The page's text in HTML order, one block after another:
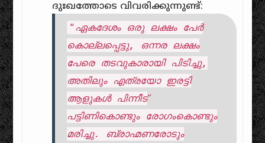
ദുഃഖത്തോടെ വിവരിക്കുന്നുണ്ട്:
"ഏകദേശം ഒരു ലക്ഷം പേർ
കൊല്ലപ്പെട്ടു, ഒന്നര ലക്ഷം
പേരെ തടവുകാരായി പിടിച്ചു,
അതിലും എത്രയോ ഇരട്ടി
ആളുകൾ പിന്നീട്
പട്ടിണികൊണ്ടും രോഗംകൊണ്ടും
മരിച്ചു. ബ്രാഹ്മണരോടും